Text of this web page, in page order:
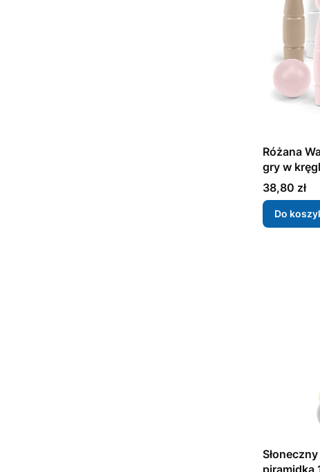
Różana
gry w
Cena
38,80 zł
Do